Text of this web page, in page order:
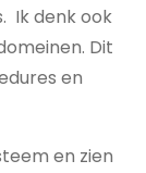
Ik denk ook
Dit
en
en zien